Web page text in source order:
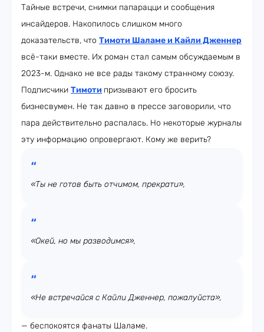
Тайные встречи, снимки папарацци и сообщения
инсайдеров. Накопилось слишком много
доказательств, что Тимоти Шаламе и Кайли Дженнер
всё-таки вместе. Их роман стал самым обсуждаемым в
2023-м. Однако не все рады такому странному союзу.
Подписчики Тимоти призывают его бросить
бизнесвумен. Не так давно в прессе заговорили, что
пара действительно распалась. Но некоторые журналы
эту информацию опровергают. Кому же верить?
«Ты не готов быть отчимом, прекрати»,
«Окей, но мы разводимся»,
«Не встречайся с Кайли Дженнер, пожалуйста»,
— беспокоятся фанаты Шаламе.